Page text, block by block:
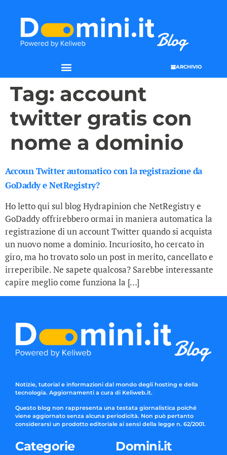
ARCHIVIO
Tag: account
twitter gratis con
nome a dominio
Accoun Twitter automatico con la registrazione da
GoDaddy e NetRegistry?
Ho letto qui sul blog Hydrapinion che NetRegistry e
GoDaddy offrirebbero ormai in maniera automatica la
registrazione di un account Twitter quando si acquista
un nuovo nome a dominio. Incuriosito, ho cercato in
giro, ma ho trovato solo un post in merito, cancellato e
irreperibile. Ne sapete qualcosa? Sarebbe interessante
capire meglio come funziona la […]
Notizie, tutorial e informazioni dal mondo degli hosting e della
tecnologia. Aggiornamenti a cura di Keliweb.it.
Questo blog non rappresenta una testata giornalistica poiché
viene aggiornato senza alcuna periodicità. Non può pertanto
considerarsi un prodotto editoriale ai sensi della legge n. 62/2001.
Categorie Domini.it